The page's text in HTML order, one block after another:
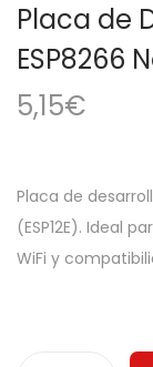
Placa de
ESP8266
5,15€
Placa de
(ESP12E). Ideal
WiFi y